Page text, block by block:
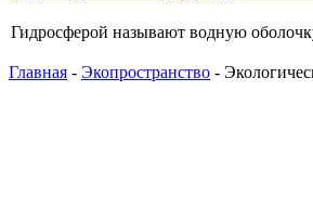
Гидросферой называют водную
Главная - Экопространство -